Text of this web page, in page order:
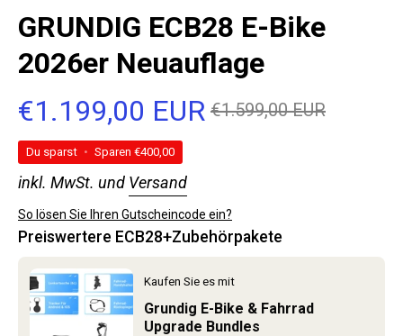
GRUNDIG ECB28 E-Bike
2026er Neuauflage
€1.199,00 EUR €1.599,00 EUR
Du sparst • Sparen €400,00
inkl. MwSt. und Versand
So lösen Sie Ihren Gutscheincode ein?
Preiswertere ECB28+Zubehörpakete
Kaufen Sie es mit
Grundig E-Bike & Fahrrad
Upgrade Bundles